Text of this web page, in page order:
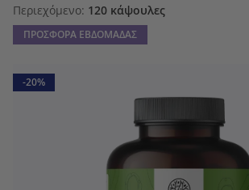
Περιεχόμενο: 120 κάψουλες
ΠΡΟΣΦΟΡΑ ΕΒΔΟΜΑΔΑΣ
-20%